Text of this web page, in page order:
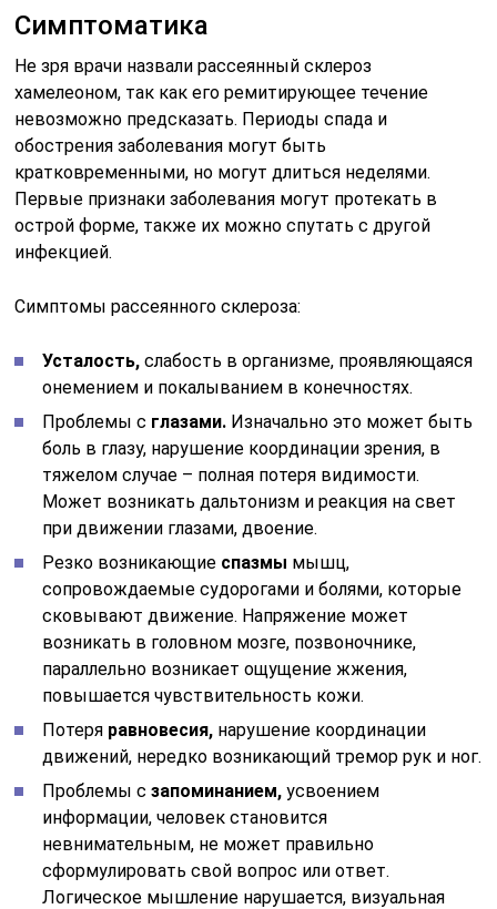
Симптоматика
Не зря врачи назвали рассеянный склероз
хамелеоном, так как его ремитирующее течение
невозможно предсказать. Периоды спада и
обострения заболевания могут быть
кратковременными, но могут длиться неделями.
Первые признаки заболевания могут протекать в
острой форме, также их можно спутать с другой
инфекцией.
Симптомы рассеянного склероза:
Усталость, слабость в организме, проявляющаяся
онемением и покалыванием в конечностях.
Проблемы с глазами. Изначально это может быть
боль в глазу, нарушение координации зрения, в
тяжелом случае – полная потеря видимости.
Может возникать дальтонизм и реакция на свет
при движении глазами, двоение.
Резко возникающие спазмы мышц,
сопровождаемые судорогами и болями, которые
сковывают движение. Напряжение может
возникать в головном мозге, позвоночнике,
параллельно возникает ощущение жжения,
повышается чувствительность кожи.
Потеря равновесия, нарушение координации
движений, нередко возникающий тремор рук и ног.
Проблемы сзапоминанием, усвоением
информации, человек становится
невнимательным, не может правильно
сформулировать свой вопрос или ответ.
Логическое мышление нарушается, визуальная